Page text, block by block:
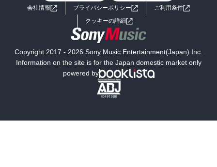
小説
海外小説
ミステリー SF
文学
会社情報 プライバシーポリシー
ご利用条件
クッキーの詳細
Copyright 2017 - 2026 Sony Music Entertainment(Japan) Inc.
Information on the site is for the Japan domestic market only
powered by